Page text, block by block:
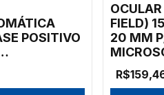
POSITIVO
BIOVAL
FIELD)
20 MM